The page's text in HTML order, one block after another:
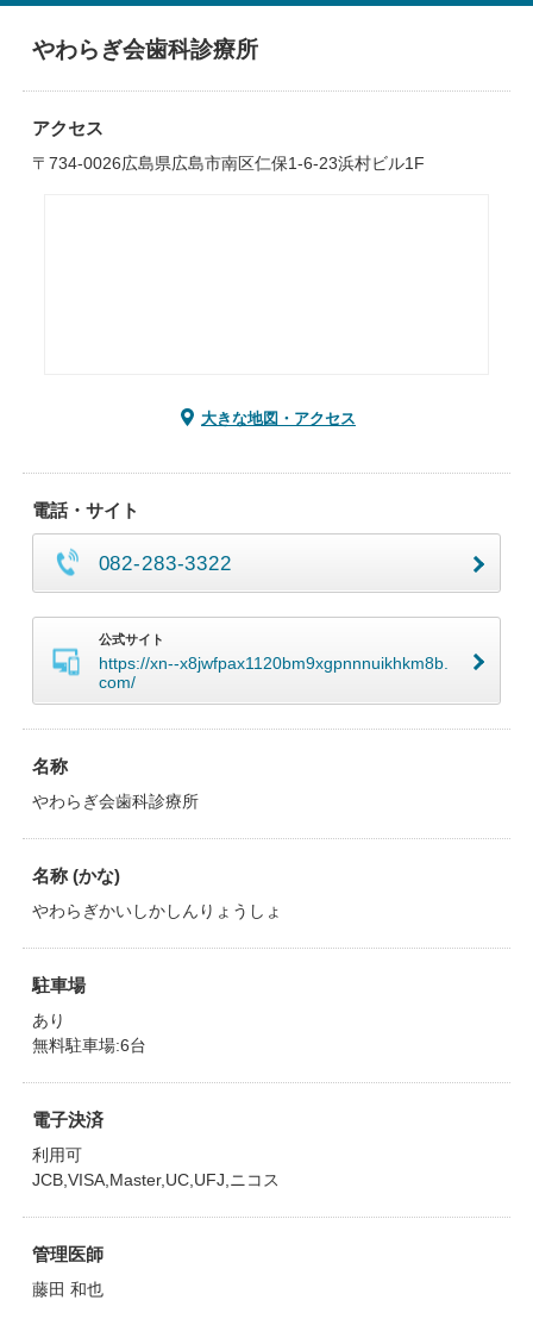
やわらぎ会歯科診療所
アクセス
〒734-0026広島県広島市南区仁保1-6-23浜村ビル1F
大きな地図・アクセス
電話・サイト
082-283-3322
公式サイト
https://xn--x8jwfpax1120bm9xgpnnnuikhkm8b.
com/
名称
やわらぎ会歯科診療所
名称 (かな)
やわらぎかいしかしんりょうしょ
駐車場
あり
無料駐車場:6台
電子決済
利用可
JCB,VISA,Master,UC,UFJ,ニコス
管理医師
藤田 和也